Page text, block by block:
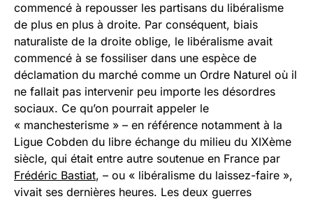
commencé à repousser les partisans du libéralisme
de plus en plus à droite. Par conséquent, biais
naturaliste de la droite oblige, le libéralisme avait
commencé à se fossiliser dans une espèce de
déclamation du marché comme un Ordre Naturel où il
ne fallait pas intervenir peu importe les désordres
sociaux. Ce qu’on pourrait appeler le
« manchesterisme » – en référence notamment à la
Ligue Cobden du libre échange du milieu du XIXème
siècle, qui était entre autre soutenue en France par
Frédéric Bastiat, – ou « libéralisme du laissez-faire »,
vivait ses dernières heures. Les deux guerres